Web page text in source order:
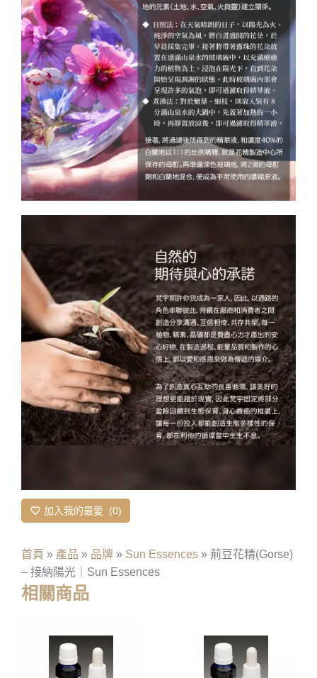
加入我的最愛 0
首頁 » 產品 » 品牌 » Sun Essences » 荊豆花精(Gorse)
– 接納陽光｜Sun Essences
相關商品